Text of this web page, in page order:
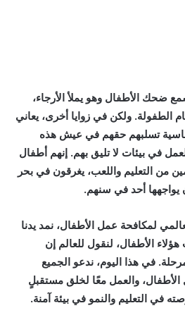
ضحك الأطفال وهو يملأ الأرجاء،
الطفولة. ولكن في زوايا أخرى، يعاني
تسلبهم حقهم في عيش هذه
في بيئات لا تليق بهم. إنهم أطفال
من التعليم واللعب، يغرقون في بحر
يواجهها أحد في سنهم.
لمكافحة عمل الأطفال، نمد يدنا
الأطفال، لنقول للعالم إن
في هذا اليوم، ندعو الجميع
والعمل معًا لخلق مستقبلٍ
التعليم والنمو في بيئة آمنة.